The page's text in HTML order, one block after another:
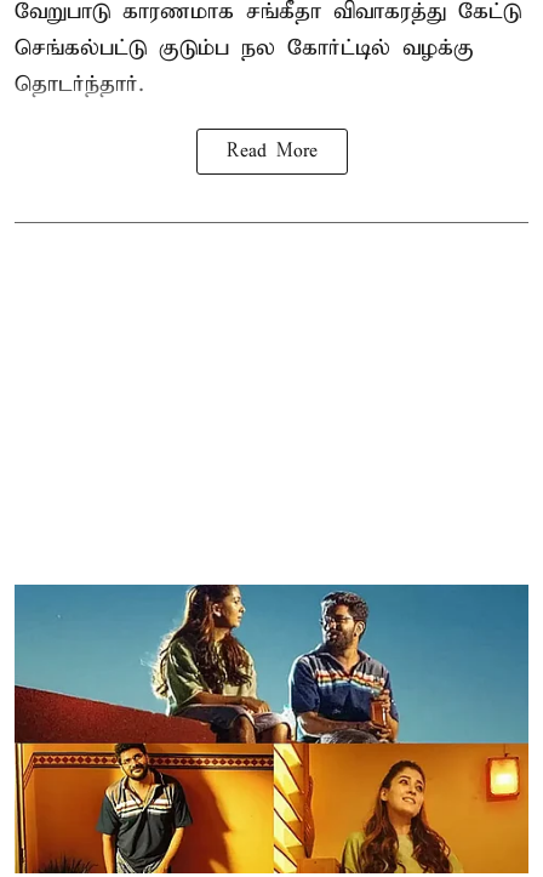
வேறுபாடு காரணமாக சங்கீதா விவாகரத்து கேட்டு
செங்கல்பட்டு குடும்ப நல கோர்ட்டில் வழக்கு
தொடர்ந்தார்.
Read More